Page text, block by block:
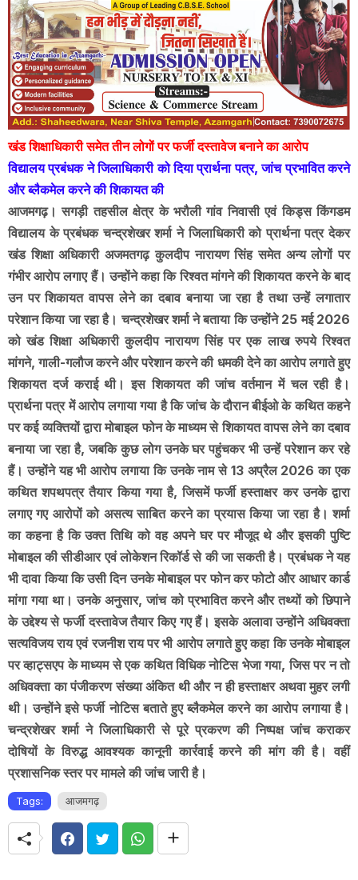
खंड शिक्षाधिकारी समेत तीन लोगों पर फर्जी दस्तावेज बनाने का आरोप
विद्यालय प्रबंधक ने जिलाधिकारी को दिया प्रार्थना पत्र, जांच प्रभावित करने
और ब्लैकमेल करने की शिकायत की
आजमगढ़। सगड़ी तहसील क्षेत्र के भरौली गांव निवासी एवं किड्स किंगडम
विद्यालय के प्रबंधक चन्द्रशेखर शर्मा ने जिलाधिकारी को प्रार्थना पत्र देकर
खंड शिक्षा अधिकारी अजमतगढ़ कुलदीप नारायण सिंह समेत अन्य लोगों पर
गंभीर आरोप लगाए हैं। उन्होंने कहा कि रिश्वत मांगने की शिकायत करने के बाद
उन पर शिकायत वापस लेने का दबाव बनाया जा रहा है तथा उन्हें लगातार
परेशान किया जा रहा है। चन्द्रशेखर शर्मा ने बताया कि उन्होंने 25 मई 2026
को खंड शिक्षा अधिकारी कुलदीप नारायण सिंह पर एक लाख रुपये रिश्वत
मांगने, गाली-गलौज करने और परेशान करने की धमकी देने का आरोप लगाते हुए
शिकायत दर्ज कराई थी। इस शिकायत की जांच वर्तमान में चल रही है।
प्रार्थना पत्र में आरोप लगाया गया है कि जांच के दौरान बीईओ के कथित कहने
पर कई व्यक्तियों द्वारा मोबाइल फोन के माध्यम से शिकायत वापस लेने का दबाव
बनाया जा रहा है, जबकि कुछ लोग उनके घर पहुंचकर भी उन्हें परेशान कर रहे
हैं। उन्होंने यह भी आरोप लगाया कि उनके नाम से 13 अप्रैल 2026 का एक
कथित शपथपत्र तैयार किया गया है, जिसमें फर्जी हस्ताक्षर कर उनके द्वारा
लगाए गए आरोपों को असत्य साबित करने का प्रयास किया जा रहा है। शर्मा
का कहना है कि उक्त तिथि को वह अपने घर पर मौजूद थे और इसकी पुष्टि
मोबाइल की सीडीआर एवं लोकेशन रिकॉर्ड से की जा सकती है। प्रबंधक ने यह
भी दावा किया कि उसी दिन उनके मोबाइल पर फोन कर फोटो और आधार कार्ड
मांगा गया था। उनके अनुसार, जांच को प्रभावित करने और तथ्यों को छिपाने
के उद्देश्य से फर्जी दस्तावेज तैयार किए गए हैं। इसके अलावा उन्होंने अधिवक्ता
सत्यविजय राय एवं रजनीश राय पर भी आरोप लगाते हुए कहा कि उनके मोबाइल
पर व्हाट्सएप के माध्यम से एक कथित विधिक नोटिस भेजा गया, जिस पर न तो
अधिवक्ता का पंजीकरण संख्या अंकित थी और न ही हस्ताक्षर अथवा मुहर लगी
थी। उन्होंने इसे फर्जी नोटिस बताते हुए ब्लैकमेल करने का आरोप लगाया है।
चन्द्रशेखर शर्मा ने जिलाधिकारी से पूरे प्रकरण की निष्पक्ष जांच कराकर
दोषियों के विरुद्ध आवश्यक कानूनी कार्रवाई करने की मांग की है। वहीं
प्रशासनिक स्तर पर मामले की जांच जारी है।
Tags: आजमगढ़